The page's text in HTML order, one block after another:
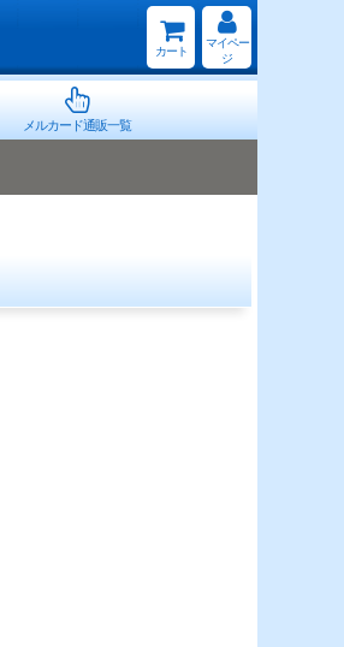
カート
マイペー
ジ
メルカード通販一覧